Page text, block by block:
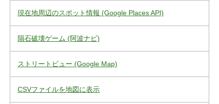
現在地周辺のスポット情報 (Google Places API)
隕石破壊ゲーム (阿波ナビ)
ストリートビュー (Google Map)
CSVファイルを地図に表示